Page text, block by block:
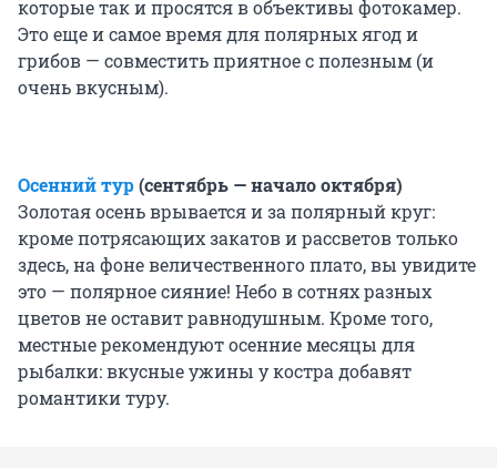
которые так и просятся в объективы фотокамер.
Это еще и самое время для полярных ягод и
грибов — совместить приятное с полезным (и
очень вкусным).
Осенний тур(сентябрь — начало октября)
Золотая осень врывается и за полярный круг:
кроме потрясающих закатов и рассветов только
здесь, на фоне величественного плато, вы увидите
это — полярное сияние! Небо в сотнях разных
цветов не оставит равнодушным. Кроме того,
местные рекомендуют осенние месяцы для
рыбалки: вкусные ужины у костра добавят
романтики туру.